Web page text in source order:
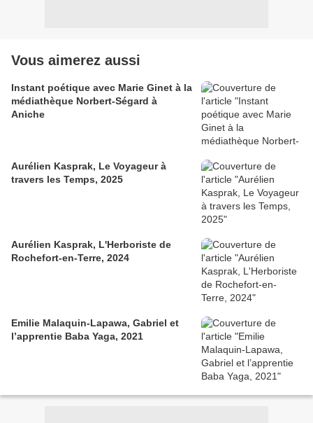
Vous aimerez aussi
Instant poétique avec Marie Ginet à la
médiathèque Norbert-Ségard à
Aniche
Aurélien Kasprak, Le Voyageur à
travers les Temps, 2025
Aurélien Kasprak, L'Herboriste de
Rochefort-en-Terre, 2024
Emilie Malaquin-Lapawa, Gabriel et
l’apprentie Baba Yaga, 2021